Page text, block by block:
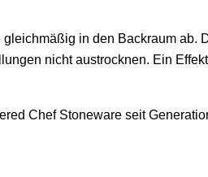
in den Backraum ab.
nicht austrocknen. Ein
Chef Stoneware seit